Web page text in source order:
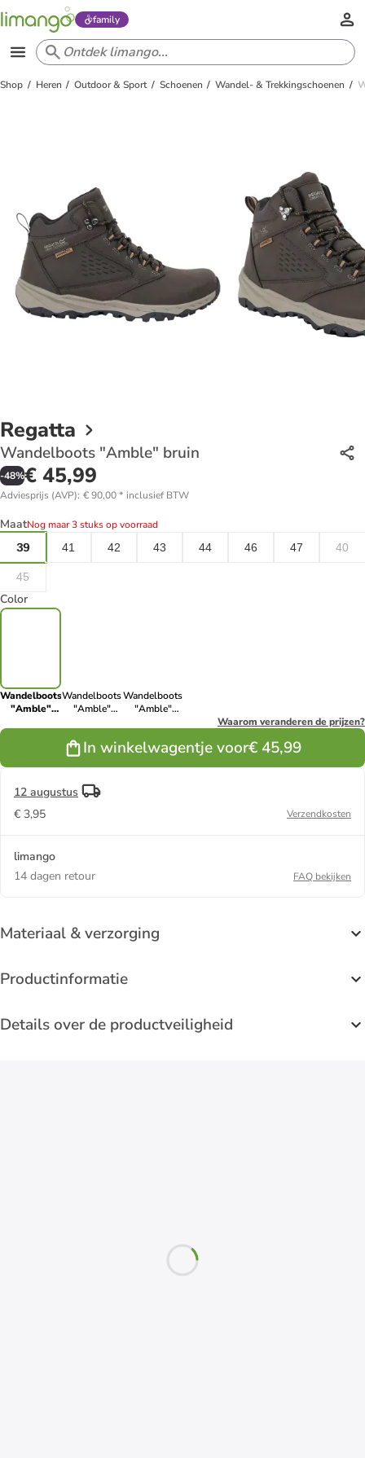
family
Shop Heren Outdoor & Sport Schoenen Wandel- & Trekkingschoenen
Regatta
Wandelboots "Amble" bruin
-48%€ 45,99
Adviesprijs (AVP): € 90,00* inclusief BTW
MaatNog maar 3 stuks op voorraad
39
41 42 43 44 46 47 40
45
Color
Wandelboots
"Amble"
Wandelboots
"Amble"
Wandelboots
"Amble"
Waarom veranderen de prijzen?
In winkelwagentje voor€ 45,99
12 augustus
€ 3,95
Verzendkosten
limango
14 dagen retour
FAQ bekijken
Materiaal & verzorging
Productinformatie
Details over de productveiligheid